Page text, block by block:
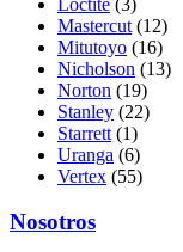
Mastercut (12)
Mitutoyo (16)
Nicholson (13)
Norton (19)
Stanley (22)
Starrett (1)
Uranga (6)
Vertex (55)
Nosotros